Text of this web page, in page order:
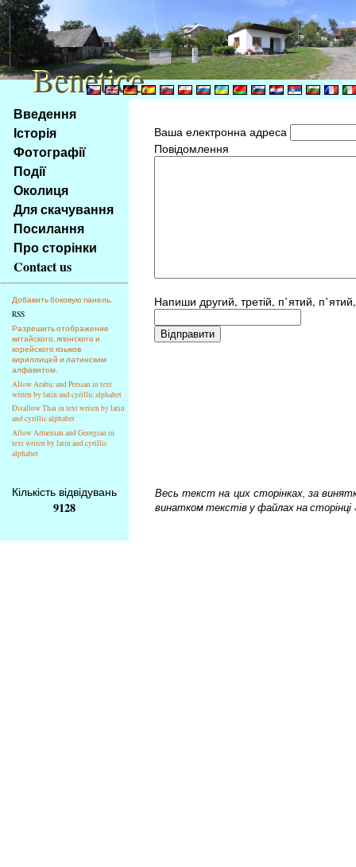
Na
obsah
stránky
Klávesové
zkratky
tomto
webu
základní
Hlavní
strana
Введення
Історія
Фотографії
Події
Околиця
Для скачування
Посилання
Про сторінки
Contact us
Добавить боковую панель.
RSS
Разрешить отображение
китайского, японского и
корейского языков
кириллицей и латинским
алфавитом.
Allow Arabic and Persian in text
writen by latin and cyrillic alphabet
Disallow Thai in text writen by latin
and cyrillic alphabet
Allow Armenian and Georgian in
text writen by latin and cyrillic
alphabet
Ваша електронна адреса
Повідомлення
Напиши другий, третій, п’ятий,
Кількість відвідувань
9128
Весь текст на цих сторінках, за
винатком текстів у файлах на
Benetice
Benetice